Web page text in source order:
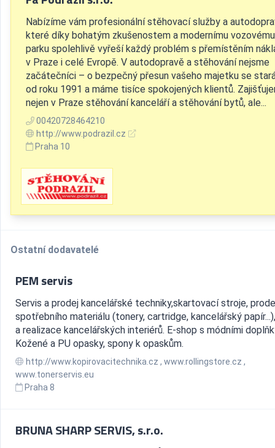
Nabízíme vám profesionální stěhovací služby a
které díky bohatým zkušenostem a modernímu vozovému
parku spolehlivě vyřeší každý problém s přemístěním
v Praze i celé Evropě. V autodopravě a stěhování nejsme
začátečníci – o bezpečný přesun vašeho majetku se
od roku 1991 a máme tisíce spokojených klientů.
nejen v Praze stěhování kanceláří a stěhování bytů, ale...
00420728464210
http://www.podrazil.cz
Praha 10
Ostatní dodavatelé
PEM servis
Servis a prodej kancelářské techniky,skartovací stroje,
spotřebního materiálu (tonery, cartridge, kancelářský
a realizace kancelářských interiérů. E-shop s módními
Kožené a PU opasky, spony k opaskům.
http://www.kopirovacitechnika.cz , www.rollingstore.cz ,
www.tonerservis.eu
Praha 8
BRUNA SHARP SERVIS, s.r.o.